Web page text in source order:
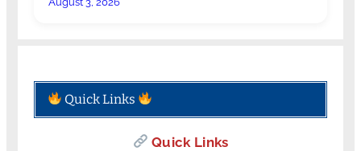
Quick Links
Quick Links